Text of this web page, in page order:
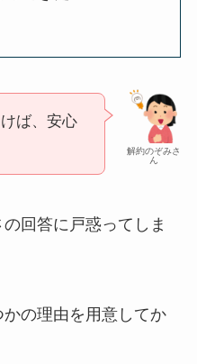
解約のぞみさ
ん
ば、安心
回答に戸惑ってしま
の理由を用意してか